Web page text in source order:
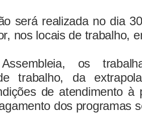
será realizada no dia
nos locais de trabalho,
os
trabalho, da
de atendimento à
dos programas